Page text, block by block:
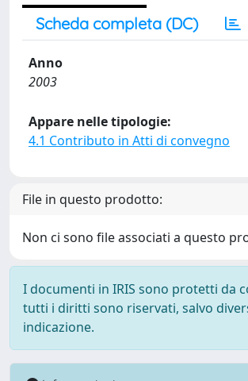
Scheda completa (DC)
Anno
2003
Appare nelle tipologie:
4.1 Contributo in Atti di convegno
File in questo prodotto:
Non ci sono file associati a questo
I documenti in IRIS sono protetti da
tutti i diritti sono riservati, salvo
indicazione.